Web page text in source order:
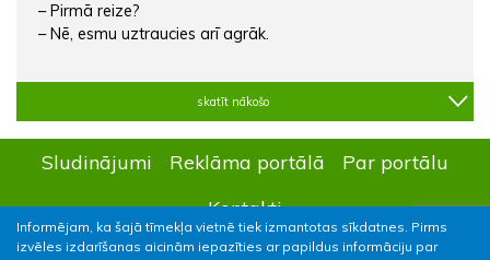
Informējam, ka šajā tīmekļa vietnē tiek izmantotas sīkdatnes. Pirms
izvēles izdarīšanas aicinām iepazīties ar papildus informāciju par
– Pirmā reize?
– Nē, esmu uztraucies arī agrāk.
skatīt nākošo
Sludinājumi Reklāma portālā
Par portālu
Kontakti